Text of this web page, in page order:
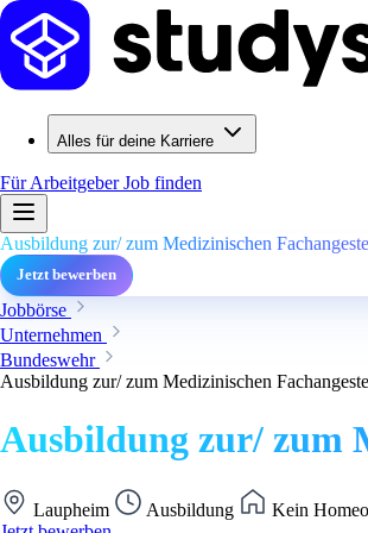
Alles für deine Karriere
Für ArbeitgeberJob finden
Ausbildung zur/ zum Medizinischen
Jetzt bewerben
Jobbörse
Unternehmen
Bundeswehr
Ausbildung zur/ zum Medizinischen
Ausbildung zur/ zum
Laupheim Ausbildung
Kein